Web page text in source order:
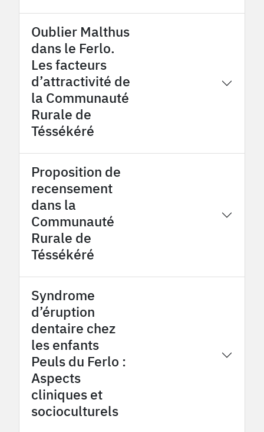
Oublier Malthus
dans le Ferlo.
Les facteurs
d’attractivité de
la Communauté
Rurale de
Téssékéré
Proposition de
recensement
dans la
Communauté
Rurale de
Téssékéré
Syndrome
d’éruption
dentaire chez
les enfants
Peuls du Ferlo :
Aspects
cliniques et
socioculturels